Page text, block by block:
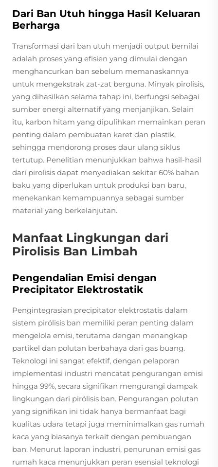
Dari Ban Utuh hingga Hasil Keluaran
Berharga
Transformasi dari ban utuh menjadi output bernilai
adalah proses yang efisien yang dimulai dengan
menghancurkan ban sebelum memanaskannya
untuk mengekstrak zat-zat berguna. Minyak pirolisis,
yang dihasilkan selama tahap ini, berfungsi sebagai
sumber energi alternatif yang menjanjikan. Selain
itu, karbon hitam yang dipulihkan memainkan peran
penting dalam pembuatan karet dan plastik,
sehingga mendorong proses daur ulang siklus
tertutup. Penelitian menunjukkan bahwa hasil-hasil
dari pirolisis dapat menyediakan sekitar 60% bahan
baku yang diperlukan untuk produksi ban baru,
menekankan kemampuannya sebagai sumber
material yang berkelanjutan.
Manfaat Lingkungan dari
Pirolisis Ban Limbah
Pengendalian Emisi dengan
Precipitator Elektrostatik
Pengintegrasian precipitator elektrostatis dalam
sistem pirólisis ban memiliki peran penting dalam
mengelola emisi, terutama dengan menangkap
partikel dan polutan berbahaya dari gas buang.
Teknologi ini sangat efektif, dengan pelaporan
implementasi industri mencatat pengurangan emisi
hingga 99%, secara signifikan mengurangi dampak
lingkungan dari pirólisis ban. Pengurangan polutan
yang signifikan ini tidak hanya bermanfaat bagi
kualitas udara tetapi juga meminimalkan gas rumah
kaca yang biasanya terkait dengan pembuangan
ban. Menurut laporan industri, penurunan emisi gas
rumah kaca menunjukkan peran esensial teknologi